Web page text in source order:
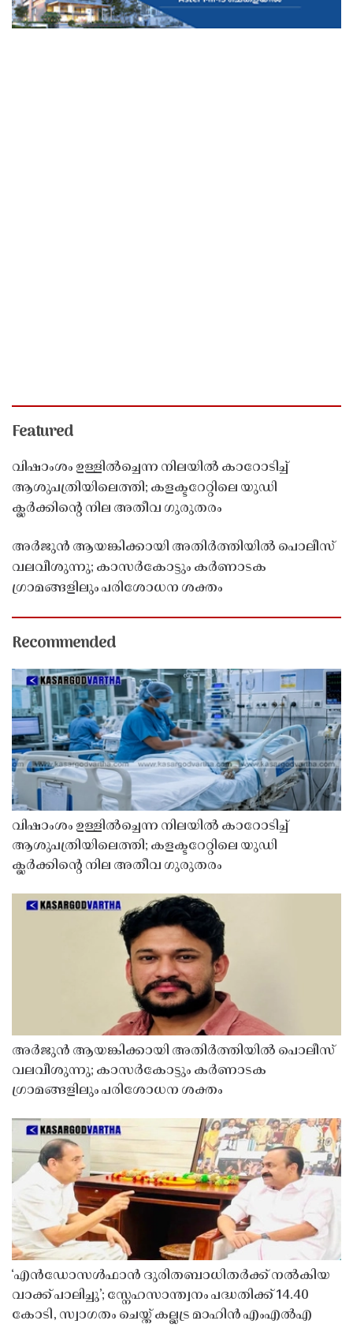
Featured
വിഷാംശം ഉള്ളിൽച്ചെന്ന നിലയിൽ കാറോടിച്ച്
ആശുപത്രിയിലെത്തി; കളക്ടറേറ്റിലെ യുഡി
ക്ലർക്കിൻ്റെ നില അതീവ ഗുരുതരം
അർജുൻ ആയങ്കിക്കായി അതിർത്തിയിൽ പൊലീസ്
വലവീശുന്നു; കാസർകോട്ടും കർണാടക
ഗ്രാമങ്ങളിലും പരിശോധന ശക്തം
Recommended
വിഷാംശം ഉള്ളിൽച്ചെന്ന നിലയിൽ കാറോടിച്ച്
ആശുപത്രിയിലെത്തി; കളക്ടറേറ്റിലെ യുഡി
ക്ലർക്കിൻ്റെ നില അതീവ ഗുരുതരം
അർജുൻ ആയങ്കിക്കായി അതിർത്തിയിൽ പൊലീസ്
വലവീശുന്നു; കാസർകോട്ടും കർണാടക
ഗ്രാമങ്ങളിലും പരിശോധന ശക്തം
‘എൻഡോസൾഫാൻ ദുരിതബാധിതർക്ക് നൽകിയ
വാക്ക് പാലിച്ചു’; സ്നേഹസാന്ത്വനം പദ്ധതിക്ക് 14.40
കോടി, സ്വാഗതം ചെയ്ത് കല്ലട്ര മാഹിൻ എംഎൽഎ